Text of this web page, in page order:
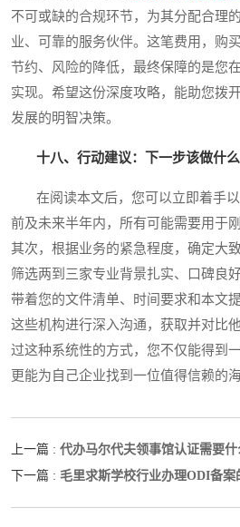
不可或缺的合规环节，为其分配合理
业、可靠的服务伙伴。这笔费用，购
节约、风险的降低，最终保障的是您
实现。希望这份深度攻略，能助您拨
发展的明智决策。
十八、行动建议：下一步该做什么
在阅读本文后，您可以立即着手以
前及未来半年内，所有可能需要用于
其次，根据业务的紧急程度，确定大
筛选两到三家专业背景扎实、口碑良
带着您的文件清单、时间要求和本文
这些机构进行深入沟通，获取并对比
过这种系统性的方式，您不仅能得到
更能为自己企业找到一位值得信赖的
上一篇 : 代办马尔代夫领事馆认证需要
下一篇 : 毛里求斯学校行业办理ODI备案